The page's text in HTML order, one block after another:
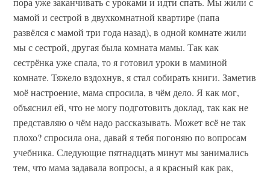
мамой и сестрой в двухкомнатной квартире (папа
развёлся с мамой три года назад), в одной комнате жили
мы с сестрой, другая была комната мамы. Так как
сестрёнка уже спала, то я готовил уроки в маминой
комнате. Тяжело вздохнув, я стал собирать книги. Заметив
моё настроение, мама спросила, в чём дело. Я как мог,
объяснил ей, что не могу подготовить доклад, так как не
представляю о чём надо рассказывать. Может всё не так
плохо? спросила она, давай я тебя погоняю по вопросам
учебника. Следующие пятнадцать минут мы занимались
тем, что мама задавала вопросы, а я красный как рак,